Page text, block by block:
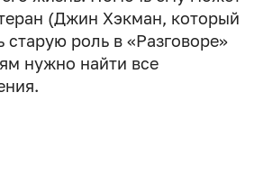
(Джин Хэкман, который
старую роль в «Разговоре»
нужно найти все